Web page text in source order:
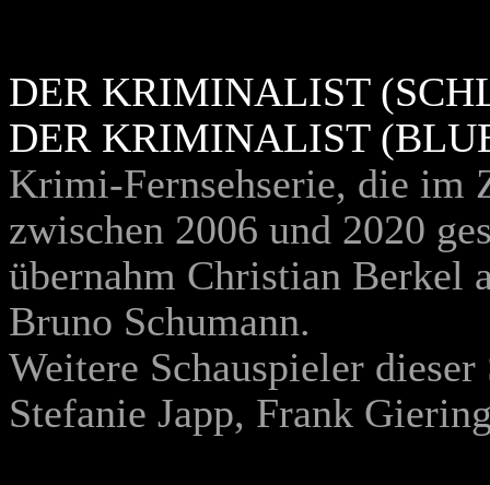
DER KRIMINALIST
DER KRIMINALIST
Krimi-Fernsehserie, die im
zwischen 2006 und 2020
übernahm Christian Berkel
Bruno Schumann.
Weitere Schauspieler
Stefanie Japp, Frank